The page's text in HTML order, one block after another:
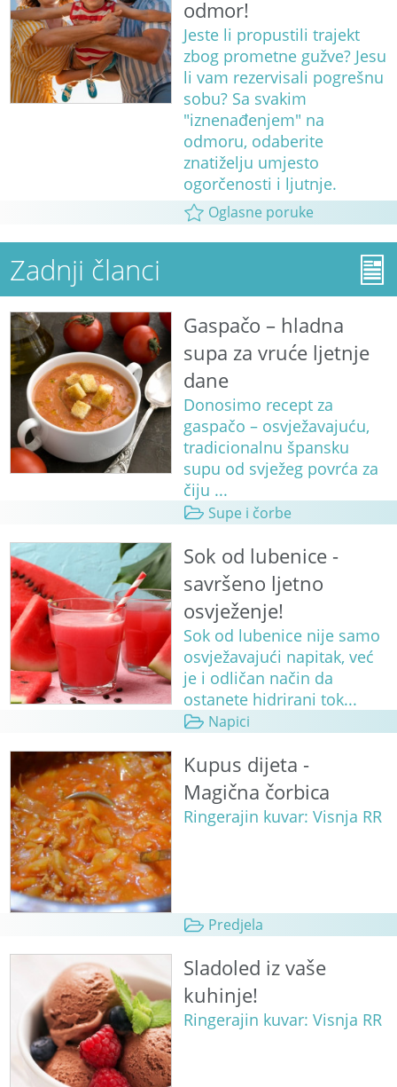
odmor!
Jeste li propustili trajekt
zbog prometne gužve? Jesu
li vam rezervisali pogrešnu
sobu? Sa svakim
"iznenađenjem" na
odmoru, odaberite
znatiželju umjesto
ogorčenosti i ljutnje.
Oglasne poruke
Zadnji članci
Gaspačo – hladna
supa za vruće ljetnje
dane
Donosimo recept za
gaspačo – osvježavajuću,
tradicionalnu špansku
supu od svježeg povrća za
čiju ...
Supe i čorbe
Sok od lubenice -
savršeno ljetno
osvježenje!
Sok od lubenice nije samo
osvježavajući napitak, već
je i odličan način da
ostanete hidrirani tok...
Napici
Kupus dijeta -
Magična čorbica
Ringerajin kuvar: Visnja RR
Predjela
Sladoled iz vaše
kuhinje!
Ringerajin kuvar: Visnja RR